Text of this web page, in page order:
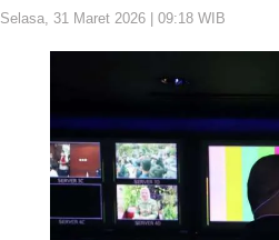
Selasa, 31 Maret 2026 | 09:18 WIB